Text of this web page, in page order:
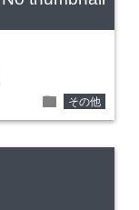
folder その他